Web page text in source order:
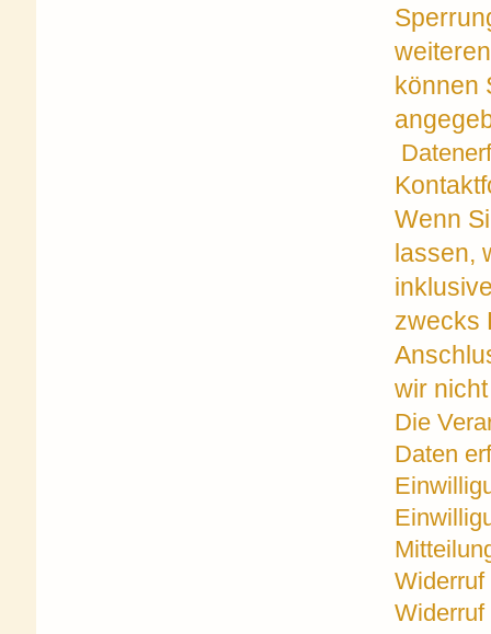
können
Wenn
lassen,
zwecks
wir
Die
Daten
Widerruf
Widerruf